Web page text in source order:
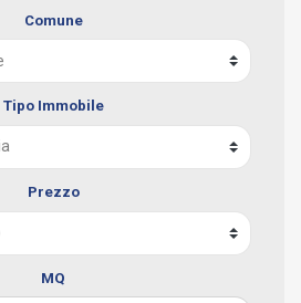
Comune
Tipo Immobile
Prezzo
MQ